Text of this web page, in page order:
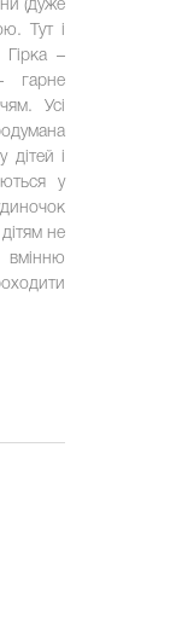
(дуже
Тут і
–
гарне
Усі
і
у
не
вмінню